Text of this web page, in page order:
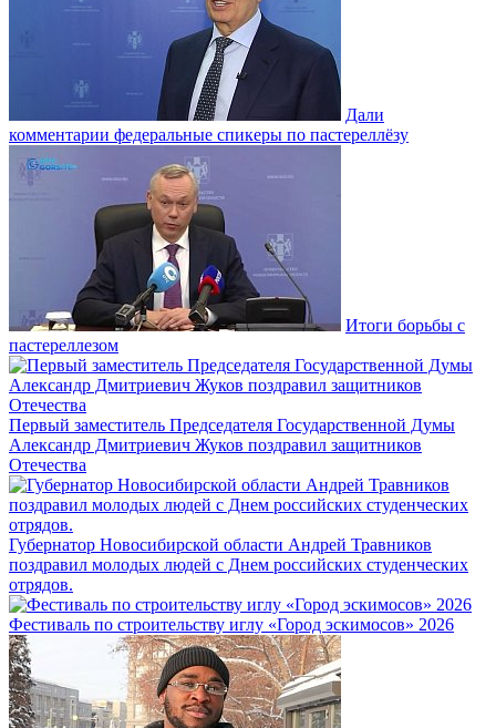
Дали
комментарии федеральные спикеры по пастереллёзу
Итоги борьбы с
пастереллезом
Первый заместитель Председателя Государственной Думы
Александр Дмитриевич Жуков поздравил защитников
Отечества
Губернатор Новосибирской области Андрей Травников
поздравил молодых людей с Днем российских студенческих
отрядов.
Фестиваль по строительству иглу «Город эскимосов» 2026